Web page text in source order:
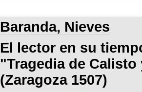
Baranda, Nieves
El lector en su
"Tragedia de Calisto
(Zaragoza 1507)